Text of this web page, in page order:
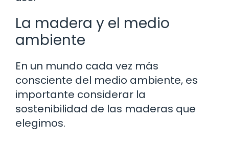
La madera y el medio
ambiente
En un mundo cada vez más
consciente del medio ambiente, es
importante considerar la
sostenibilidad de las maderas que
elegimos.